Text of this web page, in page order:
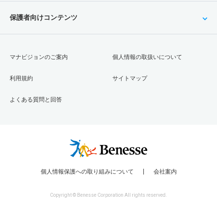
保護者向けコンテンツ
マナビジョンのご案内
利用規約
よくある質問と回答
個人情報の取扱いについて
サイトマップ
個人情報保護への取り組みについて 会社案内
Copyright © Benesse Corporation All rights reserved.